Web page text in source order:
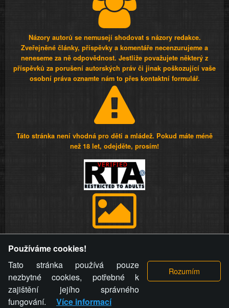
Názory autorů se nemusejí shodovat s názory redakce.
Zveřejněné články, příspěvky a komentáře necenzurujeme a
neneseme za ně odpovědnost. Jestliže považujete některý z
příspěvků za porušení autorských práv či jinak poškozující vaše
osobní práva oznamte nám to přes kontaktní formulář.
Táto stránka není vhodná pro děti a mládež. Pokud máte méně
než 18 let, odejděte, prosím!
videa a komentáře. Osoba, které se toto opatření provozovatele
stránky týče, ani osoba, která umístila fotografii nebo video na
stránku, nemůže z důvodu odstranění fotografie, videa nebo
komentáře pro výše uvedenou okolnost uplatnit vůči
provozovateli stránky žádný nárok na náhradu škody nebo
nemajetkové újmy.
Používáme cookies!
Tato stránka používá pouze
nezbytné cookies, potřebné k
zajištění jejího správného
fungování.
Více informací